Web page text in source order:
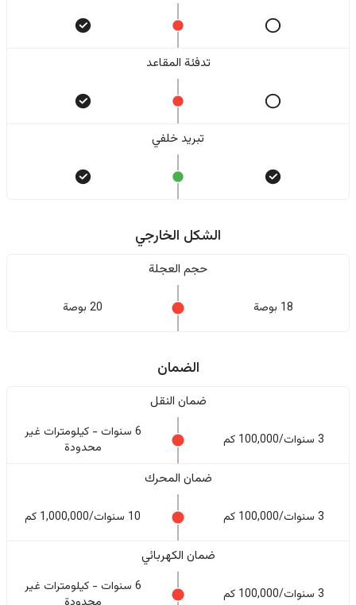
تدفئة المقاعد
تبريد خلفي
الشكل الخارجي
حجم العجلة
18 بوصة 20 بوصة
الضمان
ضمان النقل
3 سنوات/100,000 كم
6 سنوات - كيلومترات غير
محدودة
ضمان المحرك
3 سنوات/100,000 كم 10 سنوات/1,000,000 كم
ضمان الكهربائي
3 سنوات/100,000 كم
6 سنوات - كيلومترات غير